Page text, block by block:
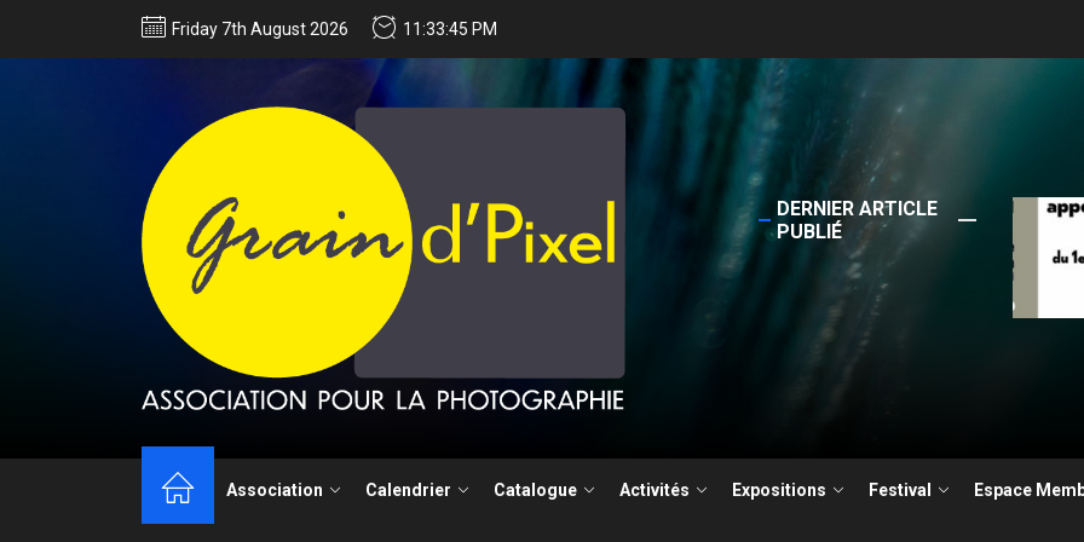
Friday 7th August 2026 11:33:46 PM
DERNIER ARTICLE
PUBLIÉ
Association Calendrier Catalogue Activités Expositions Festival Espace
Appel à candidature pour le Festival Photographie Besançon édition 2026